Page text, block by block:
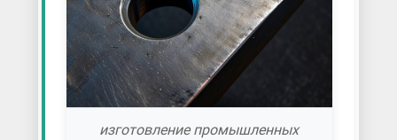
изготовление промышленных